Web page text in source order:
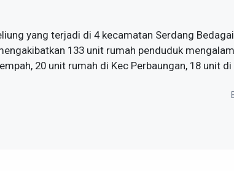
yang terjadi di 4 kecamatan Serdang
133 unit rumah penduduk
20 unit rumah di Kec Perbaungan, 18 unit